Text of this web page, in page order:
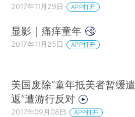
2017年11月29日 APP打开
显影｜痛痒童年
2017年11月25日 APP打开
美国废除“童年抵美者暂缓遣
返”遭游行反对
2017年09月08日 APP打开